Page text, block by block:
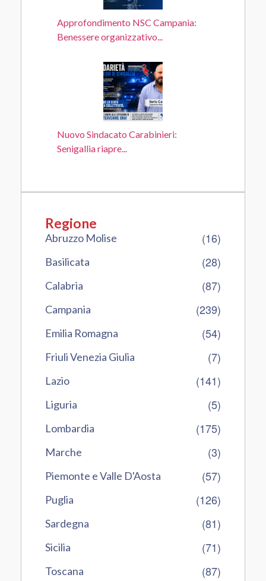
Approfondimento NSC Campania:
Benessere organizzativo...
Nuovo Sindacato Carabinieri:
Senigallia riapre...
Regione
Abruzzo Molise (16)
Basilicata (28)
Calabria (87)
Campania (239)
Emilia Romagna (54)
Friuli Venezia Giulia (7)
Lazio (141)
Liguria (5)
Lombardia (175)
Marche (3)
Piemonte e Valle D'Aosta (57)
Puglia (126)
Sardegna (81)
Sicilia (71)
Toscana (87)